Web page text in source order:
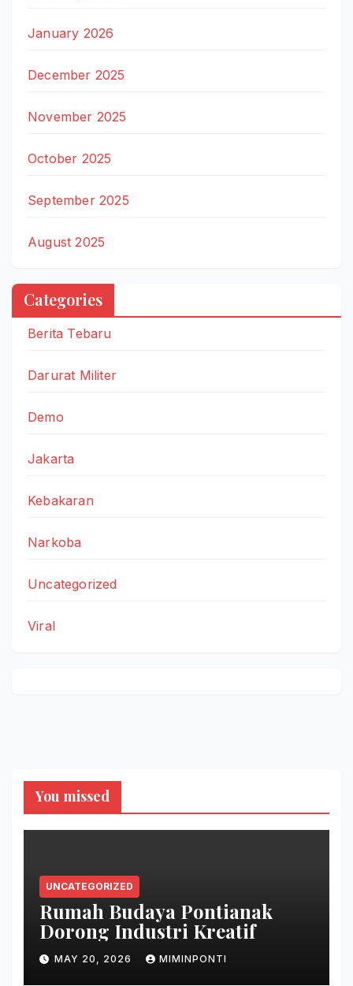
January 2026
December 2025
November 2025
October 2025
September 2025
August 2025
Categories
Berita Tebaru
Darurat Militer
Demo
Jakarta
Kebakaran
Narkoba
Uncategorized
Viral
You missed
UNCATEGORIZED
Rumah Budaya Pontianak
Dorong Industri Kreatif
MAY 20, 2026 MIMINPONTI